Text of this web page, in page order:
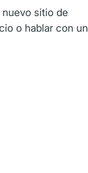
sitio de
o hablar con un